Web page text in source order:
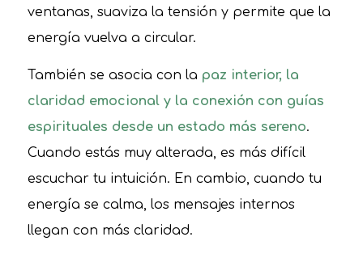
ventanas, suaviza la tensión y permite que la
energía vuelva a circular.
También se asocia con la paz interior, la
claridad emocional y la conexión con guías
espirituales desde un estado más sereno.
Cuando estás muy alterada, es más difícil
escuchar tu intuición. En cambio, cuando tu
energía se calma, los mensajes internos
llegan con más claridad.